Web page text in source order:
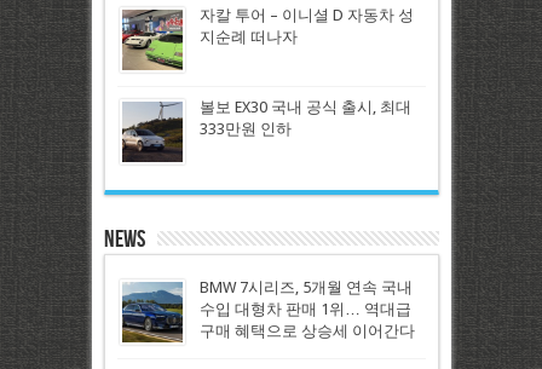
자칼 투어 – 이니셜 D 자동차 성
지순례 떠나자
볼보 EX30 국내 공식 출시, 최대
333만원 인하
News
BMW 7시리즈, 5개월 연속 국내
수입 대형차 판매 1위… 역대급
구매 혜택으로 상승세 이어간다